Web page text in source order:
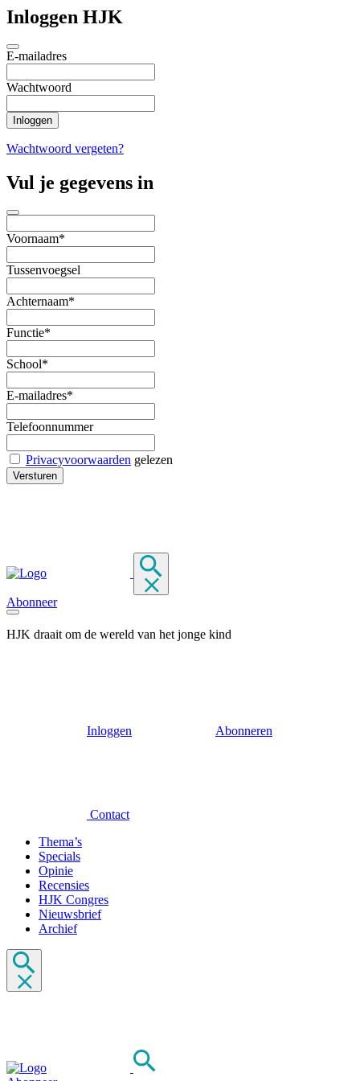
Inloggen HJK
E-mailadres
Wachtwoord
Wachtwoord vergeten?
Vul je gegevens in
Voornaam*
Tussenvoegsel
Achternaam*
Functie*
School*
E-mailadres*
Telefoonnummer
Privacyvoorwaarden gelezen
Abonneer
HJK draait om de wereld van het jonge kind
Inloggen Abonneren
Contact
Thema’s
Specials
Opinie
Recensies
HJK Congres
Nieuwsbrief
Archief